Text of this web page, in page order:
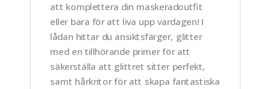
att komplettera din maskeradoutfit
eller bara för att liva upp vardagen! I
lådan hittar du ansiktsfärger, glitter
med en tillhörande primer för att
säkerställa att glittret sitter perfekt,
samt hårkritor för att skapa fantastiska